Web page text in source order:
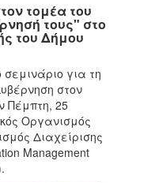
τομέα του
τους" στο
του Δήμου
για τη
στον
Πέμπτη, 25
Οργανισμός
Διαχείρισης
Management